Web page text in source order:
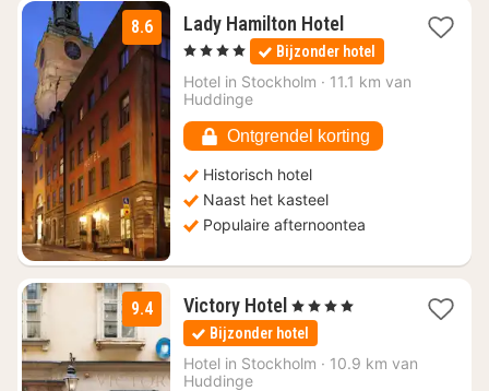
8.6 Lady Hamilton Hotel1
nacht
vanaf
€
, 4 Sterren Bijzonder hotel
Hotel in Stockholm · 11.1 km van
Huddinge
Ontgrendel korting
Historisch hotel
Naast het kasteel
Populaire afternoontea
9.4 Victory Hotel 1
nacht
vanaf
€
, 4 Sterren
Bijzonder hotel
Hotel in Stockholm · 10.9 km van
Huddinge